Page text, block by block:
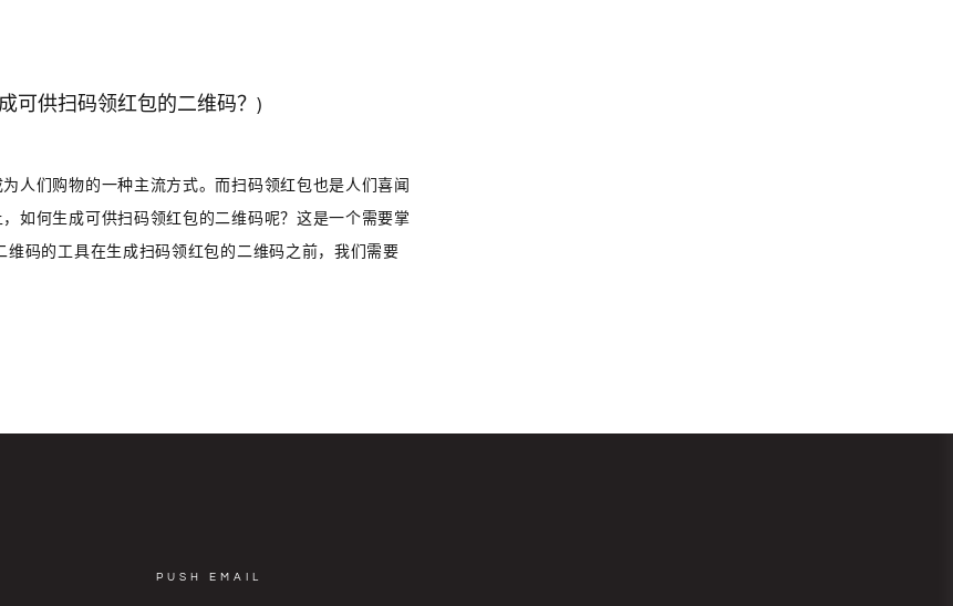
可供扫码领红包的二维码？)
人们购物的一种主流方式。而扫码领红包也是人们喜闻
如何生成可供扫码领红包的二维码呢？这是一个需要掌
码的工具在生成扫码领红包的二维码之前，我们需要
PUSH EMAIL